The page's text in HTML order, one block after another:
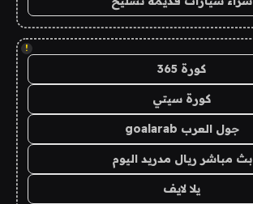
!
كورة 365
كورة سيتي
جول العرب goalarab
بث مباشر ريال مدريد اليوم
يلا لايف